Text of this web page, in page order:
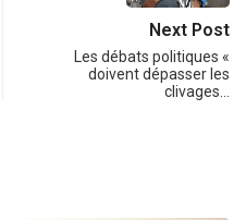
Next Post
Les débats politiques «
doivent dépasser les
clivages…